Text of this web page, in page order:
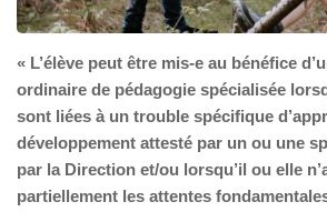
« L’élève peut être mis‑e au bénéfice
ordinaire de pédagogie spécialisée
sont liées à un trouble spécifique
développement attesté par un ou une
par la Direction et/ou lorsqu’il ou elle
partiellement les attentes